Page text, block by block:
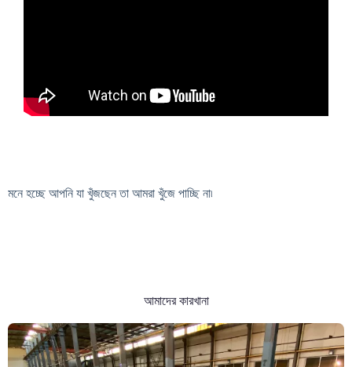
মনে হচ্ছে আপনি যা খুঁজছেন তা আমরা খুঁজে পাচ্ছি না৷
আমাদের কারখানা